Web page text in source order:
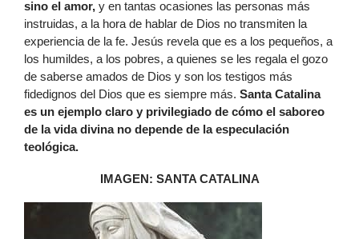
sino el amor, y en tantas ocasiones las personas más
instruidas, a la hora de hablar de Dios no transmiten la
experiencia de la fe. Jesús revela que es a los pequeños, a
los humildes, a los pobres, a quienes se les regala el gozo
de saberse amados de Dios y son los testigos más
fidedignos del Dios que es siempre más. Santa Catalina
es un ejemplo claro y privilegiado de cómo el saboreo
de la vida divina no depende de la especulación
teológica.
IMAGEN: SANTA CATALINA